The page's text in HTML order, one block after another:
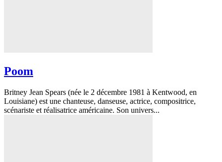
Poom
Britney Jean Spears (née le 2 décembre 1981 à Kentwood, en
Louisiane) est une chanteuse, danseuse, actrice, compositrice,
scénariste et réalisatrice américaine. Son univers...